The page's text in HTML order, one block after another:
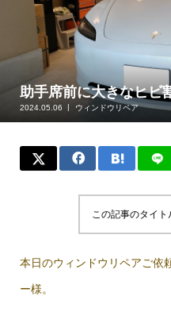
助手席前に大きなヒビ
2024.05.06 ウィンドウリペア
この記事のタイ
本日のウィンドウリペアご依
ー様。